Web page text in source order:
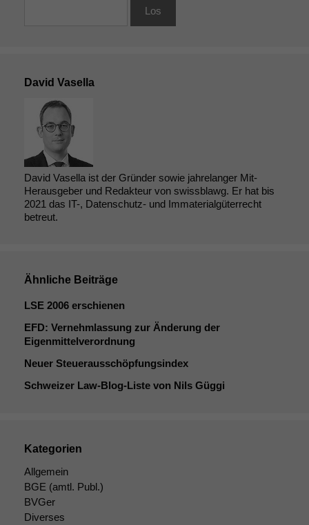
David Vasella
David Vasella ist der Gründer sowie jahrelanger Mit-
Herausgeber und Redakteur von swissblawg. Er hat bis
2021 das IT-, Datenschutz- und Immaterialgüterrecht
betreut.
Ähnliche Beiträge
LSE 2006 erschienen
EFD: Vernehmlassung zur Änderung der
Eigenmittelverordnung
Neuer Steuerausschöpfungsindex
Schweizer Law-Blog-Liste von Nils Güggi
Kategorien
Allgemein
BGE (amtl. Publ.)
BVGer
Diverses